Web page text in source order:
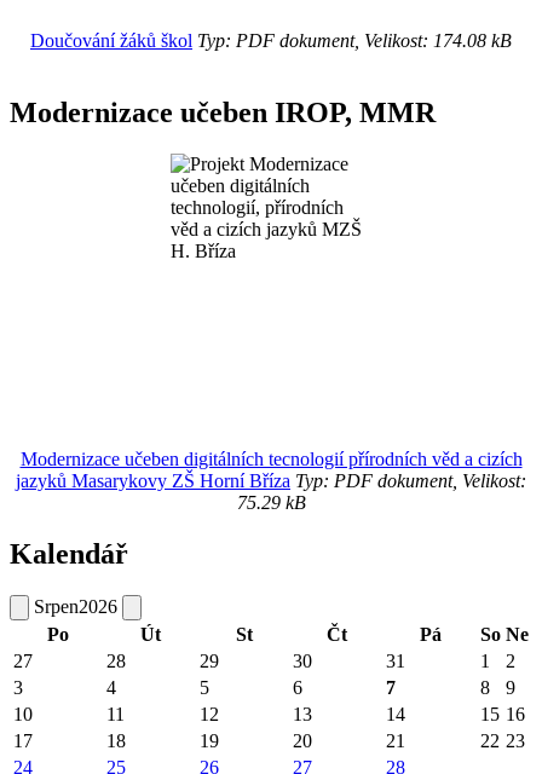
Doučování žáků škol Typ: PDF dokument, Velikost: 174.08 kB
Modernizace učeben IROP, MMR
Modernizace učeben digitálních tecnologií přírodních věd a cizích
jazyků Masarykovy ZŠ Horní Bříza Typ: PDF dokument, Velikost:
75.29 kB
Kalendář
Srpen2026
Po
Út St Čt Pá So Ne
27
28 29 30 31 1
2
3
4 5 6 7 8
9
10
11 12 13 14 15 16
17
18 19 20 21 22 23
24
25
26
27
28